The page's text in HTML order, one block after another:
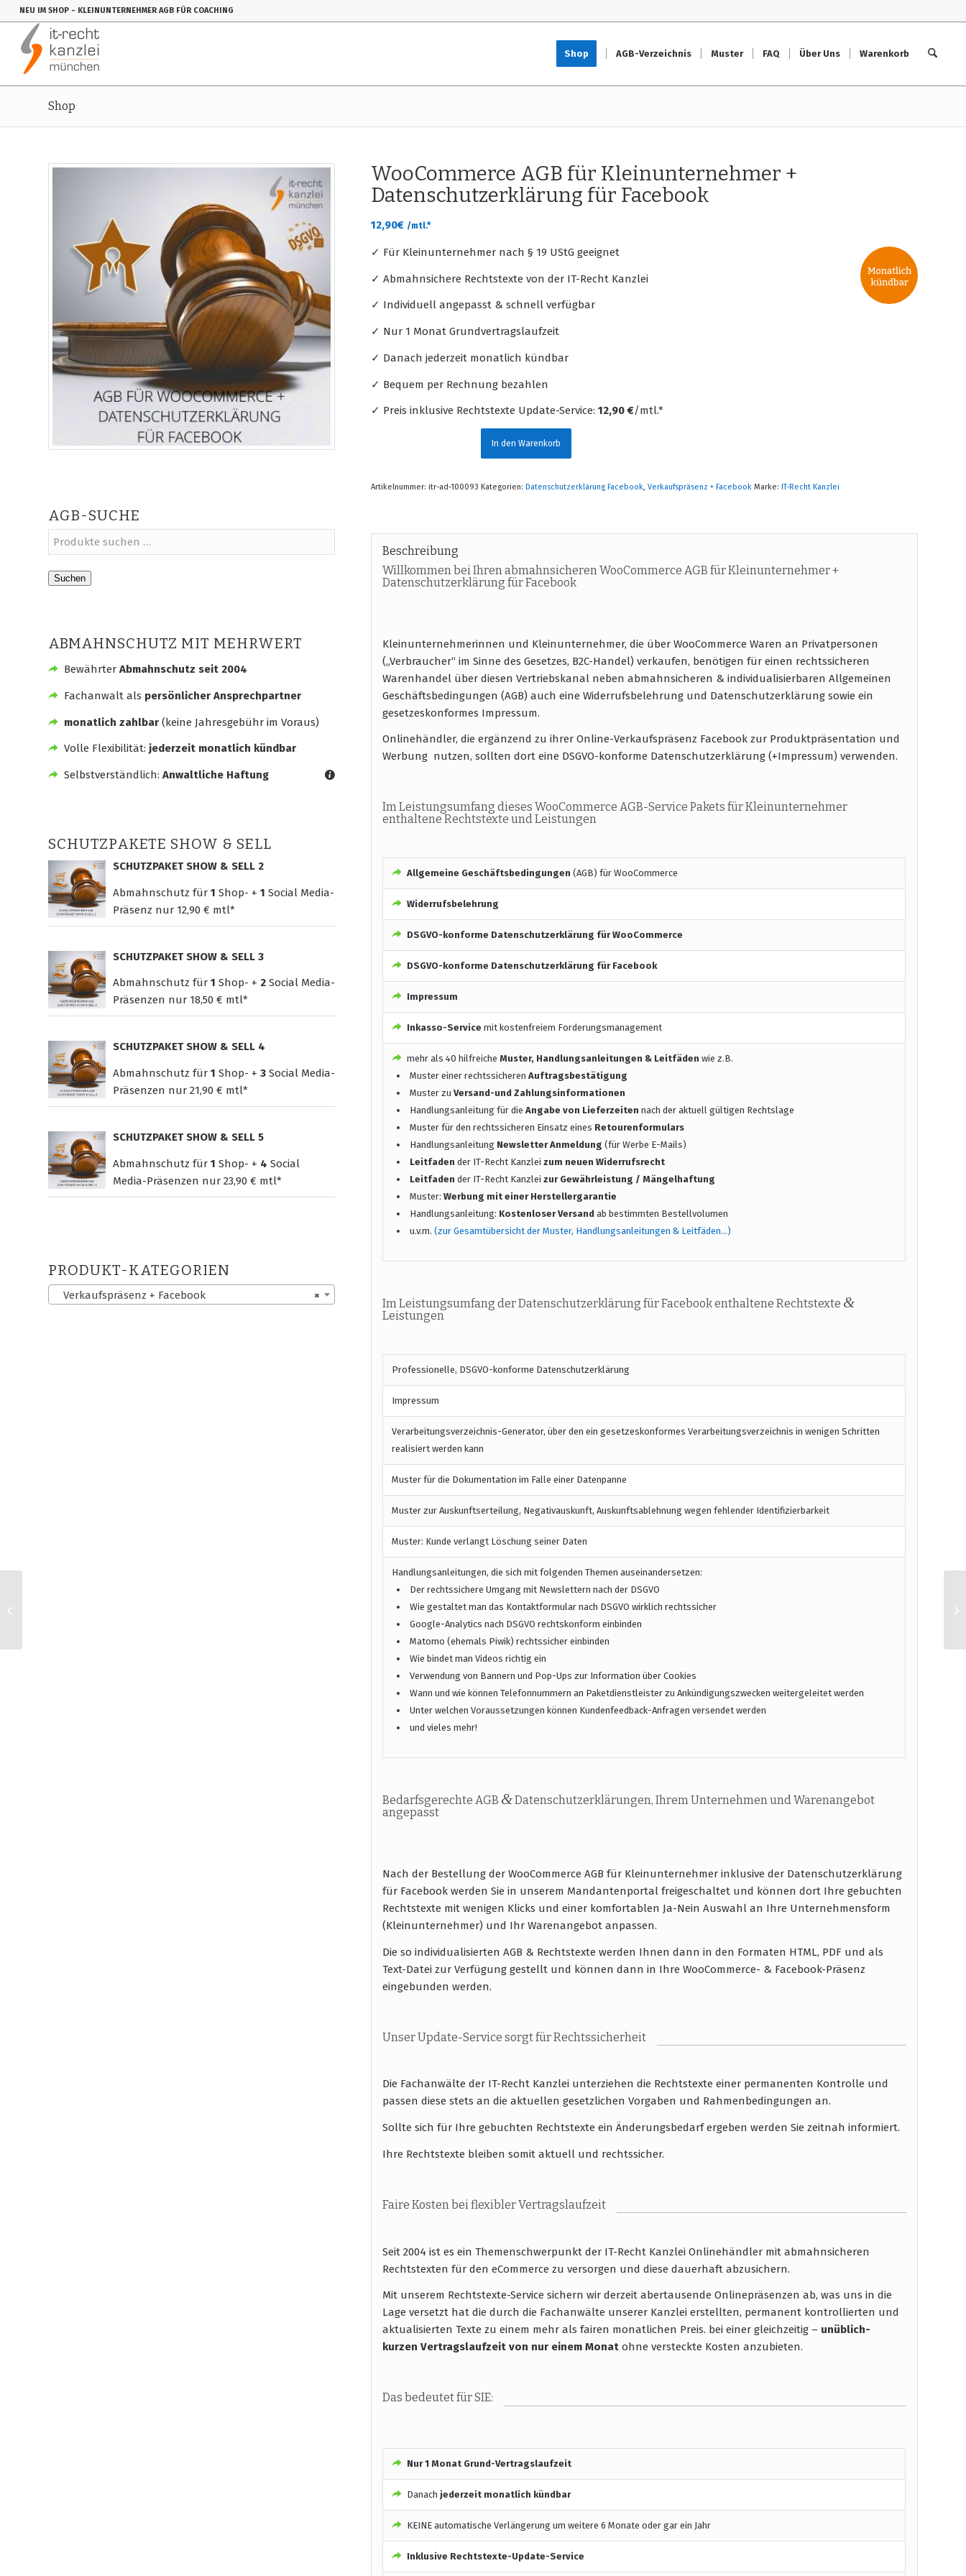
NEU IM SHOP - KLEINUNTERNEHMER AGB FÜR COACHING
Shop AGB-Verzeichnis Muster FAQ Über Uns Warenkorb
Shop
AGB-SUCHE
Suchen
ABMAHNSCHUTZ MIT MEHRWERT
BewährterAbmahnschutz seit 2004
Fachanwalt als persönlicher Ansprechpartner
monatlich zahlbar(keine Jahresgebühr im Voraus)
Volle Flexibilität: jederzeit monatlich kündbar
Selbstverständlich: Anwaltliche Haftung
SCHUTZPAKETE SHOW & SELL
SCHUTZPAKET SHOW & SELL 2
Abmahnschutz für 1 Shop- + 1 Social Media-
Präsenz nur 12,90 € mtl*
SCHUTZPAKET SHOW & SELL 3
Abmahnschutz für 1 Shop- + 2 Social Media-
Präsenzen nur 18,50 € mtl*
SCHUTZPAKET SHOW & SELL 4
Abmahnschutz für 1 Shop- + 3 Social Media-
Präsenzen nur 21,90 € mtl*
SCHUTZPAKET SHOW & SELL 5
Abmahnschutz für 1 Shop- + 4 Social
Media-Präsenzen nur 23,90 € mtl*
PRODUKT-KATEGORIEN
×
Verkaufspräsenz + Facebook
WooCommerce AGB für Kleinunternehmer +
Datenschutzerklärung für Facebook
12,90€ /mtl.*
✓ Für Kleinunternehmer nach § 19 UStG geeignet
✓ Abmahnsichere Rechtstexte von der IT-Recht Kanzlei
✓ Individuell angepasst & schnell verfügbar
✓ Nur 1 Monat Grundvertragslaufzeit
✓ Danach jederzeit monatlich kündbar
✓ Bequem per Rechnung bezahlen
✓ Preis inklusive Rechtstexte Update-Service:12,90 €/mtl.*
In den Warenkorb
Artikelnummer:itr-ad-100093 Kategorien:Datenschutzerklärung Facebook,Verkaufspräsenz + Facebook Marke:IT-Recht Kanzlei
Beschreibung
Willkommen bei Ihren abmahnsicheren WooCommerce AGB für Kleinunternehmer +
Datenschutzerklärung für Facebook
Kleinunternehmerinnen und Kleinunternehmer, die über WooCommerce Waren an Privatpersonen
(„Verbraucher“ im Sinne des Gesetzes, B2C-Handel) verkaufen, benötigen für einen rechtssicheren
Warenhandel über diesen Vertriebskanal neben abmahnsicheren & individualisierbaren Allgemeinen
Geschäftsbedingungen (AGB) auch eine Widerrufsbelehrung und Datenschutzerklärung sowie ein
gesetzeskonformes Impressum.
Onlinehändler, die ergänzend zu ihrer Online-Verkaufspräsenz Facebook zur Produktpräsentation und
Werbung nutzen, sollten dort eine DSGVO-konforme Datenschutzerklärung (+Impressum) verwenden.
Im Leistungsumfang dieses WooCommerce AGB-Service Pakets für Kleinunternehmer
enthaltene Rechtstexte und Leistungen
Allgemeine Geschäftsbedingungen (AGB) für WooCommerce
Widerrufsbelehrung
DSGVO-konforme Datenschutzerklärung für WooCommerce
DSGVO-konforme Datenschutzerklärung für Facebook
Impressum
Inkasso-Service mit kostenfreiem Forderungsmanagement
mehr als 40 hilfreiche Muster, Handlungsanleitungen & Leitfäden wie z.B.
Muster einer rechtssicherenAuftragsbestätigung
Muster zuVersand-und Zahlungsinformationen
Handlungsanleitung für dieAngabe von Lieferzeiten nach der aktuell gültigen Rechtslage
Muster für den rechtssicheren Einsatz eines Retourenformulars
Handlungsanleitung Newsletter Anmeldung(für Werbe E-Mails)
Leitfaden der IT-Recht Kanzleizum neuen Widerrufsrecht
Leitfaden der IT-Recht Kanzleizur Gewährleistung / Mängelhaftung
Muster:Werbung mit einer Herstellergarantie
Handlungsanleitung: Kostenloser Versand ab bestimmten Bestellvolumen
u.v.m.(zur Gesamtübersicht der Muster, Handlungsanleitungen & Leitfäden…)
Im Leistungsumfang der Datenschutzerklärung für Facebook enthaltene Rechtstexte &
Leistungen
Professionelle, DSGVO-konforme Datenschutzerklärung
Impressum
Verarbeitungsverzeichnis-Generator, über den ein gesetzeskonformes Verarbeitungsverzeichnis in wenigen Schritten
realisiert werden kann
Muster für die Dokumentation im Falle einer Datenpanne
Muster zur Auskunftserteilung, Negativauskunft, Auskunftsablehnung wegen fehlender Identifizierbarkeit
Muster: Kunde verlangt Löschung seiner Daten
Handlungsanleitungen, die sich mit folgenden Themen auseinandersetzen:
Der rechtssichere Umgang mit Newslettern nach der DSGVO
Wie gestaltet man das Kontaktformular nach DSGVO wirklich rechtssicher
Google-Analytics nach DSGVO rechtskonform einbinden
Matomo (ehemals Piwik) rechtssicher einbinden
Wie bindet man Videos richtig ein
Verwendung von Bannern und Pop-Ups zur Information über Cookies
Wann und wie können Telefonnummern an Paketdienstleister zu Ankündigungszwecken weitergeleitet werden
Unter welchen Voraussetzungen können Kundenfeedback-Anfragen versendet werden
und vieles mehr!
Bedarfsgerechte AGB &Datenschutzerklärungen, Ihrem Unternehmen und Warenangebot
angepasst
Nach der Bestellung der WooCommerce AGB für Kleinunternehmer inklusive der Datenschutzerklärung
für Facebook werden Sie in unserem Mandantenportal freigeschaltet und können dort Ihre gebuchten
Rechtstexte mit wenigen Klicks und einer komfortablen Ja-Nein Auswahl an Ihre Unternehmensform
(Kleinunternehmer) und Ihr Warenangebot anpassen.
Die so individualisierten AGB & Rechtstexte werden Ihnen dann in den Formaten HTML, PDF und als
Text-Datei zur Verfügung gestellt und können dann in Ihre WooCommerce- & Facebook-Präsenz
eingebunden werden.
Unser Update-Service sorgt für Rechtssicherheit
Die Fachanwälte der IT-Recht Kanzlei unterziehen die Rechtstexte einer permanenten Kontrolle und
passen diese stets an die aktuellen gesetzlichen Vorgaben und Rahmenbedingungen an.
Sollte sich für Ihre gebuchten Rechtstexte ein Änderungsbedarf ergeben werden Sie zeitnah informiert.
Ihre Rechtstexte bleiben somit aktuell und rechtssicher.
Faire Kosten bei flexibler Vertragslaufzeit
Seit 2004 ist es ein Themenschwerpunkt der IT-Recht Kanzlei Onlinehändler mit abmahnsicheren
Rechtstexten für den eCommerce zu versorgen und diese dauerhaft abzusichern.
Mit unserem Rechtstexte-Service sichern wir derzeit abertausende Onlinepräsenzen ab, was uns in die
Lage versetzt hat die durch die Fachanwälte unserer Kanzlei erstellten, permanent kontrollierten und
aktualisierten Texte zu einem mehr als fairen monatlichen Preis. bei einer gleichzeitig – unüblich-
kurzen Vertragslaufzeit von nur einem Monatohne versteckte Kosten anzubieten.
Das bedeutet für SIE:
Nur 1 Monat Grund-Vertragslaufzeit
Danach jederzeit monatlich kündbar
KEINE automatische Verlängerung um weitere 6 Monate oder gar ein Jahr
Inklusive Rechtstexte-Update-Service